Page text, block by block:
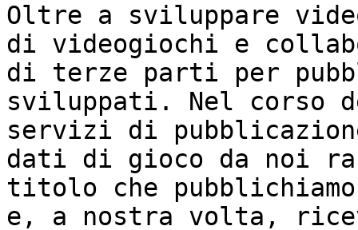
Oltre a sviluppare
di videogiochi e
di terze parti per
sviluppati. Nel corso
servizi di
dati di gioco da noi
titolo che
e, a nostra volta,